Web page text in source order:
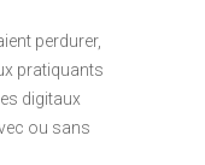
perdurer,
pratiquants
digitaux
ou sans